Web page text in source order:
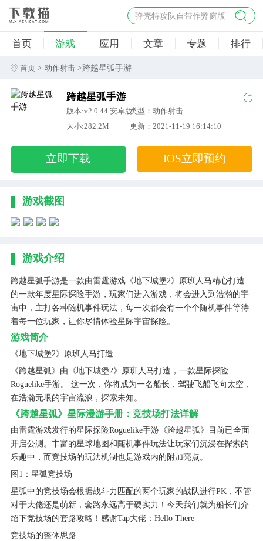
弹壳特攻队自带作弊窗版
杀手47行动
地狱幸存者破解版
首页 游戏 应用 文章 专题 排行
首页 >动作射击 >跨越星弧手游
跨越星弧手游
版本:v2.0.44 安卓版类型：动作射击
大小:282.2M
更新：2021-11-19 16:14:10
立即下载 IOS立即预约
游戏截图
游戏介绍
跨越星弧手游是一款由雷霆游戏《地下城堡2》原班人马精心打造
的一款年度星际探险手游，玩家们进入游戏，将会进入到浩瀚的宇
宙中，主打各种随机事件玩法，每一次都会有一个个随机事件等待
着每一位玩家，让你尽情体验星际宇宙探险。
游戏简介
《地下城堡2》原班人马打造
《跨越星弧》由《地下城堡2》原班人马打造，一款星际探险
Roguelike手游。 这一次，你将成为一名船长，驾驶飞船飞向太空，
在浩瀚无垠的宇宙流浪，探索未知。
《跨越星弧》星际漫游手册：竞技场打法详解
由雷霆游戏发行的星际探险Roguelike手游《跨越星弧》目前已全面
开启公测。丰富的星球地图和随机事件玩法让玩家们沉浸在探索的
乐趣中，而竞技场的玩法机制也是游戏内的附加亮点。
图1：星弧竞技场
星弧中的竞技场会根据战斗力匹配的两个玩家的战队进行PK，不管
对于大佬还是萌新，套路永远高于硬实力！今天我们就为船长们介
绍下竞技场的套路攻略！感谢Tap大佬：Hello There
竞技场的整体思路